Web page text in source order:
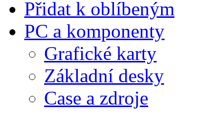
Přidat k oblíbeným
PC a komponenty
Grafické karty
Základní desky
Case a zdroje